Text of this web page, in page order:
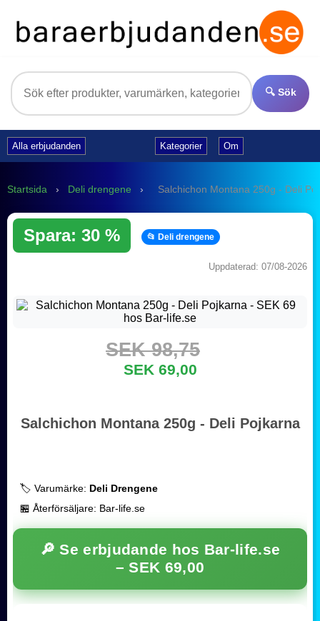
🔍 Sök
Alla erbjudanden Kategorier Om
Startsida › Deli drengene › Salchichon Montana 250g - Deli
Spara: 30 % 📂 Deli drengene
Uppdaterad: 07/08-2026
SEK 98,75
SEK 69,00
Salchichon Montana 250g - Deli Pojkarna
🏷️ Varumärke: Deli Drengene
🏪 Återförsäljare: Bar-life.se
🔎 Se erbjudande hos Bar-life.se
–SEK 69,00